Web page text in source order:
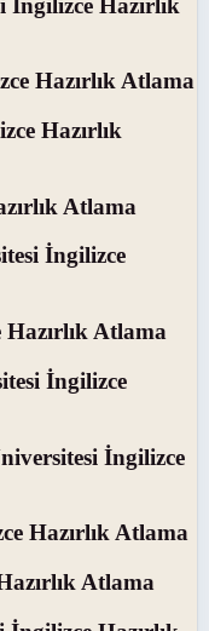
Hazırlık Atlama
Hazırlık
Atlama
İngilizce
Atlama
İngilizce
İngilizce
Hazırlık Atlama
Atlama